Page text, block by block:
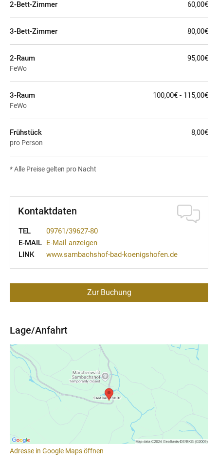
2-Bett-Zimmer 60,00€
3-Bett-Zimmer 80,00€
2-Raum
FeWo
95,00€
3-Raum
FeWo
100,00€ - 115,00€
Frühstück
pro Person
8,00€
* Alle Preise gelten pro Nacht
Kontaktdaten
TEL
09761/39627-80
E-MAIL E-Mail anzeigen
LINK
www.sambachshof-bad-koenigshofen.de
Zur Buchung
Lage/Anfahrt
Adresse in Google Maps öffnen